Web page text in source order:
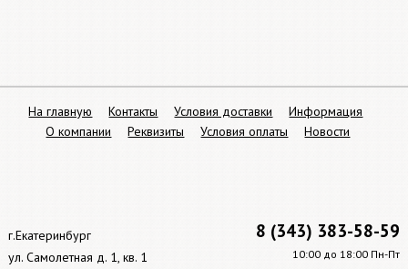
8 (343) 383-58-59
10:00 до 18:00 Пн-Пт
г.Екатеринбург
ул. Самолетная д. 1, кв. 1
На главную Контакты Условия доставки
Информация
О компании
Реквизиты Условия оплаты Новости